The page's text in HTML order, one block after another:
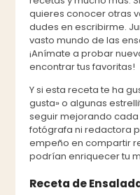
quieres conocer otras
dudes en escribirme.
vasto mundo de las
¡Anímate a probar
encontrar tus favoritas!
Y si esta receta te ha
gusta» o algunas
seguir mejorando
fotógrafa ni redactora
empeño en compartir
podrían enriquecer tu
Receta de